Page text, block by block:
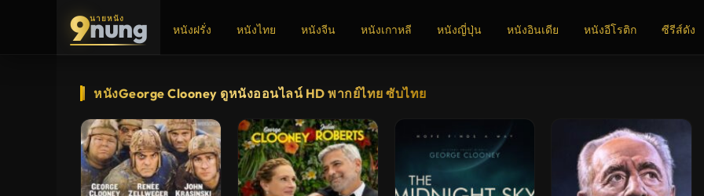
9นายหนัง
nung หนังฝรั่ง หนังไทย หนังจีน หนังเกาหลี หนังญี่ปุ่น หนังอินเดีย หนังอีโรติก ซีรีส์ดัง
หนังGeorge Clooney ดูหนังออนไลน์ HD พากย์ไทย ซับไทย